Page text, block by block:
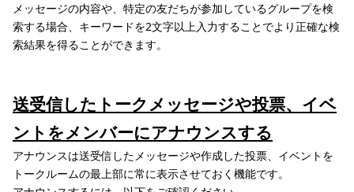
メッセージの内容や、特定の友だちが参加しているグループを検
索する場合、キーワードを2文字以上入力することでより正確な検
索結果を得ることができます。
送受信したトークメッセージや投票、イベ
ントをメンバーにアナウンスする
アナウンスは送受信したメッセージや作成した投票、イベントを
トークルームの最上部に常に表示させておく機能です。